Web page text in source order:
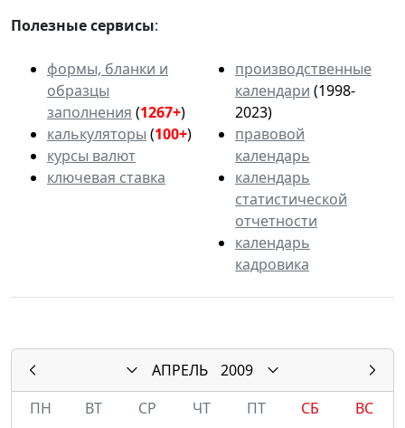
Полезные сервисы:
формы, бланки и
образцы
заполнения (1267+)
калькуляторы (100+)
курсы валют
ключевая ставка
производственные
календари (1998-
2023)
правовой
календарь
календарь
статистической
отчетности
календарь
кадровика
АПРЕЛЬ
2009
ПН
ВТ СР ЧТ ПТ СБ
ВС